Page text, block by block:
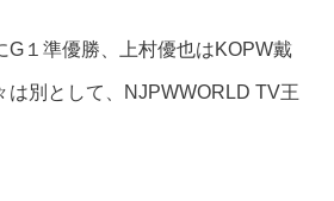
G１準優勝、上村優也はKOPW戴
は別として、NJPWWORLD TV王